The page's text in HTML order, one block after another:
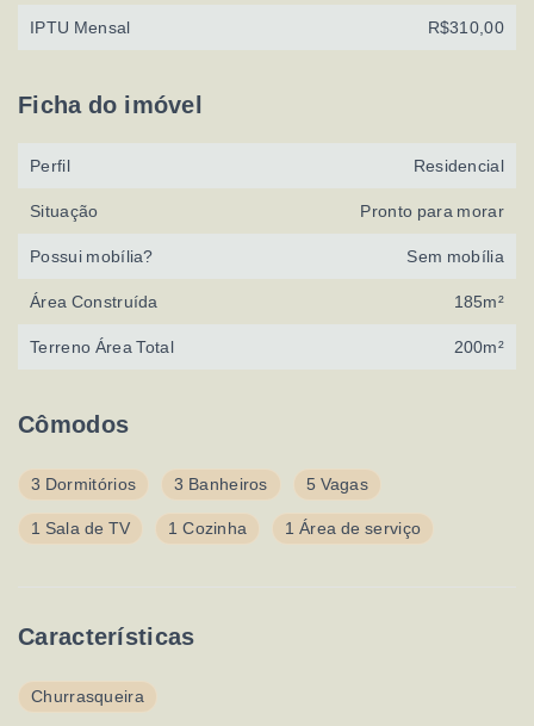
Cômodos
3 Dormitórios 3 Banheiros 5 Vagas
1 Sala de TV 1 Cozinha 1 Área de serviço
Características
Churrasqueira
IPTU Mensal R$310,00
Ficha do imóvel
Perfil Residencial
Situação Pronto para morar
Possui mobília? Sem mobília
Área Construída 185m²
Terreno Área Total 200m²